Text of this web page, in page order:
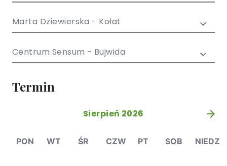
młodzieży
Marta Dziewierska - Kołat
Centrum Sensum - Bujwida
Termin
Sierpień 2026 »
PON WT ŚR CZW PT SOB NIEDZ